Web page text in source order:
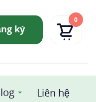
ký
0
Liên hệ